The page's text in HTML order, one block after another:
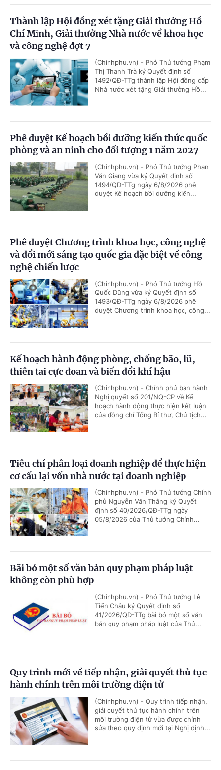
Thành lập Hội đồng xét tặng Giải thưởng Hồ
Chí Minh, Giải thưởng Nhà nước về khoa học
và công nghệ đợt 7
(Chinhphu.vn) - Phó Thủ tướng Phạm
Thị Thanh Trà ký Quyết định số
1492/QĐ-TTg thành lập Hội đồng cấp
Nhà nước xét tặng Giải thưởng Hồ...
Phê duyệt Kế hoạch bồi dưỡng kiến thức quốc
phòng và an ninh cho đối tượng 1 năm 2027
(Chinhphu.vn) - Phó Thủ tướng Phan
Văn Giang vừa ký Quyết định số
1494/QĐ-TTg ngày 6/8/2026 phê
duyệt Kế hoạch bồi dưỡng kiến...
Phê duyệt Chương trình khoa học, công nghệ
và đổi mới sáng tạo quốc gia đặc biệt về công
nghệ chiến lược
(Chinhphu.vn) - Phó Thủ tướng Hồ
Quốc Dũng vừa ký Quyết định số
1493/QĐ-TTg ngày 6/8/2026 phê
duyệt Chương trình khoa học, công...
Kế hoạch hành động phòng, chống bão, lũ,
thiên tai cực đoan và biến đổi khí hậu
(Chinhphu.vn) - Chính phủ ban hành
Nghị quyết số 201/NQ-CP về Kế
hoạch hành động thực hiện kết luận
của đồng chí Tổng Bí thư, Chủ tịch...
Tiêu chí phân loại doanh nghiệp để thực hiện
cơ cấu lại vốn nhà nước tại doanh nghiệp
(Chinhphu.vn) - Phó Thủ tướng Chính
phủ Nguyễn Văn Thắng ký Quyết
định số 40/2026/QĐ-TTg ngày
05/8/2026 của Thủ tướng Chính...
Bãi bỏ một số văn bản quy phạm pháp luật
không còn phù hợp
(Chinhphu.vn) - Phó Thủ tướng Lê
Tiến Châu ký Quyết định số
41/2026/QĐ-TTg bãi bỏ một số văn
bản quy phạm pháp luật của Thủ...
Quy trình mới về tiếp nhận, giải quyết thủ tục
hành chính trên môi trường điện tử
(Chinhphu.vn) - Quy trình tiếp nhận,
giải quyết thủ tục hành chính trên
môi trường điện tử vừa được chỉnh
sửa theo quy định mới tại Nghị định...